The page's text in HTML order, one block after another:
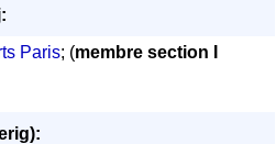
Paris; (membre section I